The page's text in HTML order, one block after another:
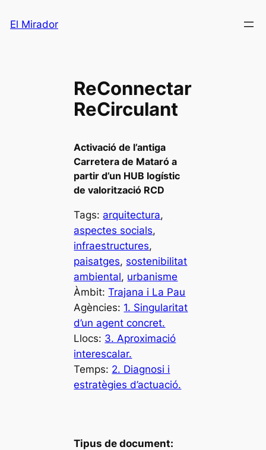
alEl Mirador
ReConnectar
ReCirculant
Activació de l’antiga
Carretera de Mataró a
partir d’un HUB logístic
de valorització RCD
Tags: arquitectura
aspectes socials
infraestructures
paisatges, sostenibilitat
ambiental, urbanisme
Àmbit:Trajana i La Pau
Agències: 1. Singularitat
d’un agent concret.
Llocs: 3. Aproximació
interescalar.
Temps: 2. Diagnosi i
estratègies d’actuació.
Tipus de document: